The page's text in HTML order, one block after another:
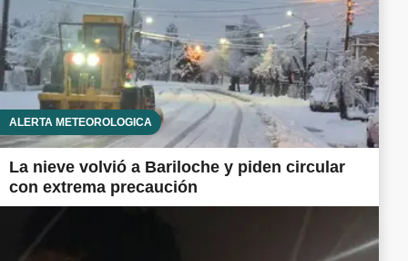
ALERTA METEOROLÓGICA
La nieve volvió a Bariloche y piden circular
con extrema precaución